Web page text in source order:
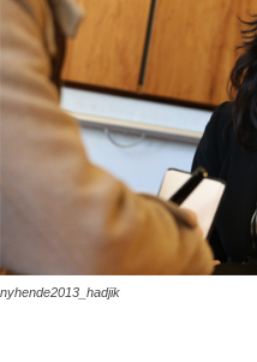
nyhende2013_hadjik